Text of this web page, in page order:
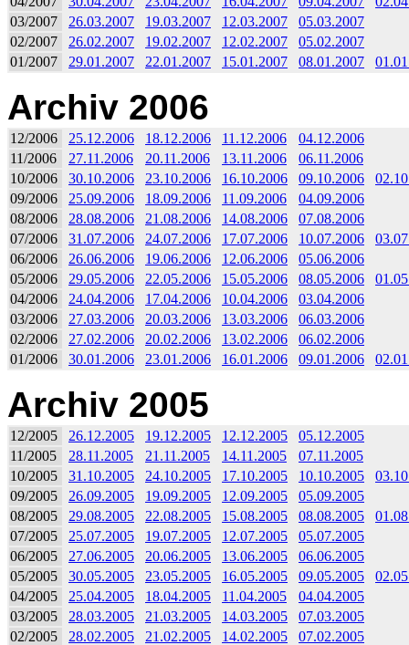
03/2007
26.03.2007 19.03.2007 12.03.2007
05.03.2007
02/2007
26.02.2007 19.02.2007 12.02.2007
05.02.2007
01/2007
29.01.2007 22.01.2007 15.01.2007 08.01.2007
Archiv 2006
12/2006 25.12.2006 18.12.2006 11.12.2006
04.12.2006
11/2006
27.11.2006 20.11.2006 13.11.2006
06.11.2006
10/2006
30.10.2006 23.10.2006 16.10.2006 09.10.2006
09/2006
25.09.2006 18.09.2006 11.09.2006
04.09.2006
08/2006
28.08.2006 21.08.2006 14.08.2006
07.08.2006
07/2006
31.07.2006 24.07.2006 17.07.2006 10.07.2006
06/2006
26.06.2006 19.06.2006 12.06.2006
05.06.2006
05/2006
29.05.2006 22.05.2006 15.05.2006 08.05.2006
04/2006
24.04.2006 17.04.2006 10.04.2006
03.04.2006
03/2006
27.03.2006 20.03.2006 13.03.2006
06.03.2006
02/2006
27.02.2006 20.02.2006 13.02.2006
06.02.2006
01/2006
30.01.2006 23.01.2006 16.01.2006 09.01.2006
Archiv 2005
12/2005 26.12.2005 19.12.2005 12.12.2005
05.12.2005
11/2005
28.11.2005 21.11.2005 14.11.2005
07.11.2005
10/2005
31.10.2005 24.10.2005 17.10.2005 10.10.2005
09/2005
26.09.2005 19.09.2005 12.09.2005
05.09.2005
08/2005
29.08.2005 22.08.2005 15.08.2005 08.08.2005
07/2005
25.07.2005 19.07.2005 12.07.2005
05.07.2005
06/2005
27.06.2005 20.06.2005 13.06.2005
06.06.2005
05/2005
30.05.2005 23.05.2005 16.05.2005 09.05.2005
04/2005
25.04.2005 18.04.2005 11.04.2005
04.04.2005
03/2005
28.03.2005 21.03.2005 14.03.2005
07.03.2005
02/2005
28.02.2005 21.02.2005 14.02.2005
07.02.2005